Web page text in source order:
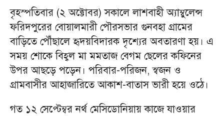
বৃহস্পতিবার (২ অক্টোবর) সকালে লাশবাহী অ্যাম্বুলেন্স
ফরিদপুরের বোয়ালমারী পৌরসভার গুনবহা গ্রামের
বাড়িতে পৌঁছালে হৃদয়বিদারক দৃশ্যের অবতারণা হয়। এ
সময় শোকে বিহ্বল মা মমতাজ বেগম ছেলের কফিনের
উপর আছড়ে পড়েন। পরিবার-পরিজন, স্বজন ও
গ্রামবাসীর আহাজারিতে আকাশ-বাতাস ভারী হয়ে ওঠে।
গত ১২ সেপ্টেম্বর নর্থ মেসিডোনিয়ায় কাজে যাওয়ার